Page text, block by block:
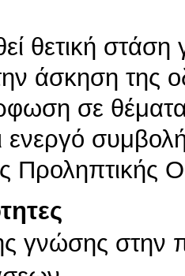
θετική
άσκηση της
σε
ενεργό
γνώσης στην